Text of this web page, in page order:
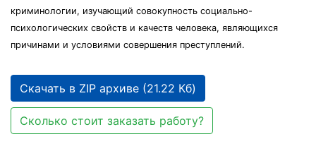
криминологии, изучающий совокупность социально-
психологических свойств и качеств человека, являющихся
причинами и условиями совершения преступлений.
Скачать в ZIP архиве (21.22 Кб)
Сколько стоит заказать работу?